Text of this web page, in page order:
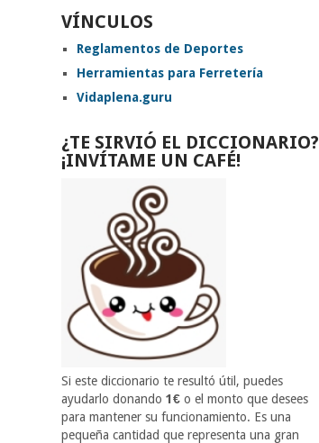
VÍNCULOS
Reglamentos de Deportes
Herramientas para Ferretería
Vidaplena.guru
¿TE SIRVIÓ EL DICCIONARIO?
¡INVÍTAME UN CAFÉ!
Si este diccionario te resultó útil, puedes
ayudarlo donando1€ o el monto que desees
para mantener su funcionamiento. Es una
pequeña cantidad que representa una gran